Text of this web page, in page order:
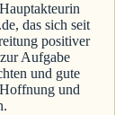
das sich seit
positiver
Aufgabe
und gute
und